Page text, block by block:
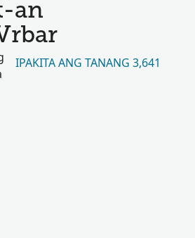
an
IPAKITA ANG TANANG 3,641